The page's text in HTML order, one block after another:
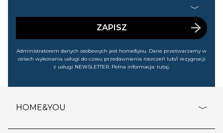
wyprzedażach). Wiem, że mogę tę zgodę w każdej chwili
ZAPISZ
Administratorem danych osobowych jest home&you. Dane przetwarzamy w
celach wykonania usługi do czasu przedawnienia roszczeń lub/i rezygnacji
z usługi NEWSLETTER. Pełna informacja: tutaj.
HOME&YOU